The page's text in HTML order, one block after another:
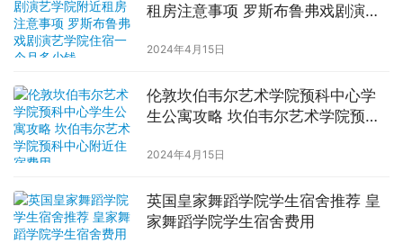
租房注意事项 罗斯布鲁弗戏剧演艺
2024年4月15日
伦敦坎伯韦尔艺术学院预科中心学
生公寓攻略 坎伯韦尔艺术学院预科
2024年4月15日
英国皇家舞蹈学院学生宿舍推荐 皇
家舞蹈学院学生宿舍费用